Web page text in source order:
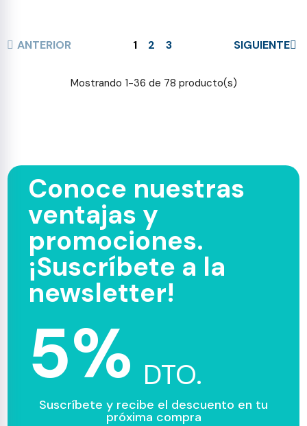
ANTERIOR 1 2 3 SIGUIENTE
Mostrando 1-36 de 78 producto(s)
Conoce nuestras
ventajas y
promociones.
¡Suscríbete a la
newsletter!
5% DTO.
Suscríbete y recibe el descuento en tu
próxima compra